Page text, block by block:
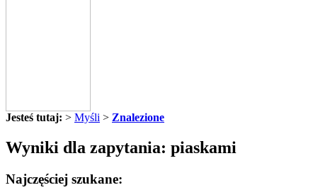
Jesteś tutaj: > Myśli > Znalezione
Wyniki dla zapytania: piaskami
Najczęściej szukane: